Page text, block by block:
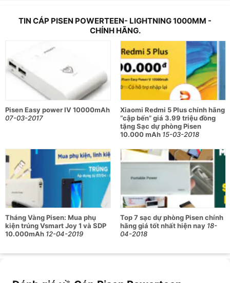
TIN CÁP PISEN POWERTEEN- LIGHTNING 1000MM -
CHÍNH HÃNG.
Pisen Easy power IV 10000mAh
07-03-2017
Xiaomi Redmi 5 Plus chính hãng
“cập bến” giá 3.99 triệu đồng
tặng Sạc dự phòng Pisen
10.000 mAh 15-03-2018
Tháng Vàng Pisen: Mua phụ
kiện trúng Vsmart Joy 1 và SDP
10.000mAh 12-04-2019
Top 7 sạc dự phòng Pisen chính
hãng giá tốt nhất hiện nay 18-
04-2018